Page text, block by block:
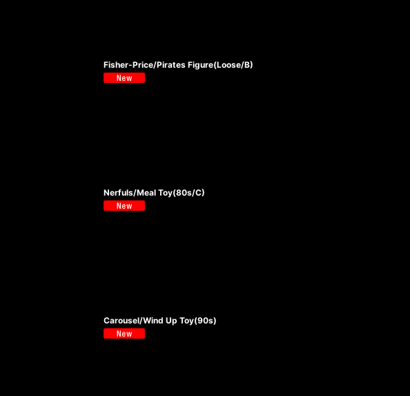
Fisher-Price/Pirates Figure(Loose/B)
Nerfuls/Meal Toy(80s/C)
Carousel/Wind Up Toy(90s)